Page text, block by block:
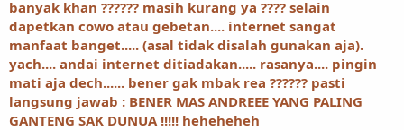
banyak khan ?????? masih kurang ya ???? selain
dapetkan cowo atau gebetan.... internet sangat
manfaat banget..... (asal tidak disalah gunakan aja).
yach.... andai internet ditiadakan..... rasanya.... pingin
mati aja dech...... bener gak mbak rea ?????? pasti
langsung jawab : BENER MAS ANDREEE YANG PALING
GANTENG SAK DUNUA !!!!! heheheheh